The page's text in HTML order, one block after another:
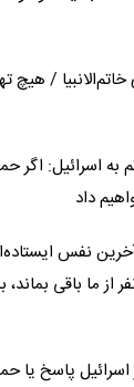
/ هیچ
به اسرائیل: اگر
داد
آخرین نفس
از ما باقی
اسرائیل پاسخ